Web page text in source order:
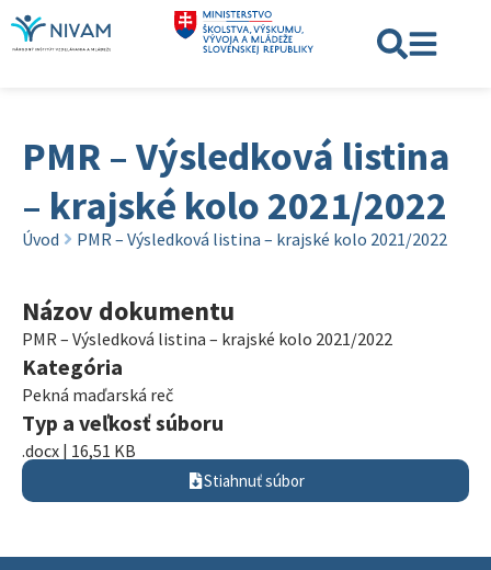
PMR – Výsledková listina
– krajské kolo 2021/2022
Úvod PMR – Výsledková listina – krajské kolo 2021/2022
Názov dokumentu
PMR – Výsledková listina – krajské kolo 2021/2022
Kategória
Pekná maďarská reč
Typ a veľkosť súboru
.docx | 16,51 KB
Stiahnuť súbor